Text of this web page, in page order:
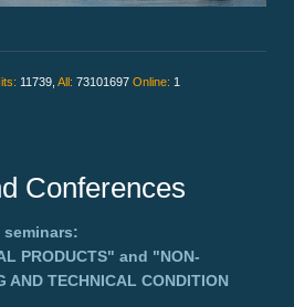
11739, All: 73101697 Online: 1
Conferences
PRODUCTS" and "NON-
AND TECHNICAL CONDITION